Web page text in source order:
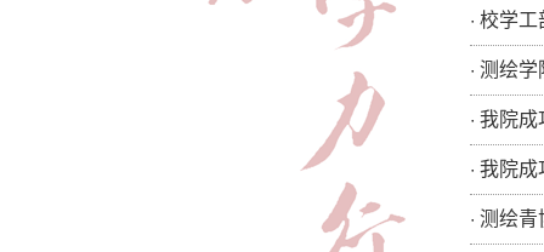
· 校学工
· 测绘学
· 我院成
· 我院成
· 测绘青